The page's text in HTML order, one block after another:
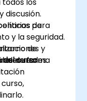
para
y la seguridad.
y
de forma
discusión.
de
de
reales.
del curso